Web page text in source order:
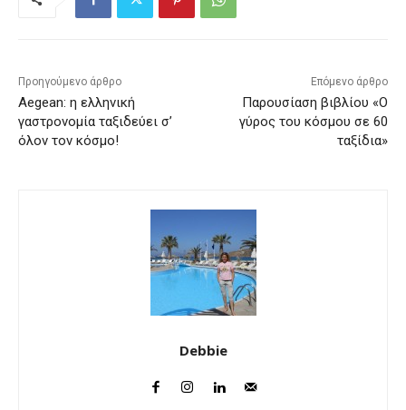
Προηγούμενο άρθρο
Aegean: η ελληνική
γαστρονομία ταξιδεύει σ’
όλον τον κόσμο!
Επόμενο άρθρο
Παρουσίαση βιβλίου «Ο
γύρος του κόσμου σε 60
ταξίδια»
Debbie